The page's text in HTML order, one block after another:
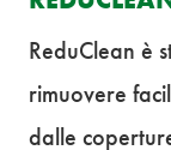
ReduClean è
rimuovere
dalle